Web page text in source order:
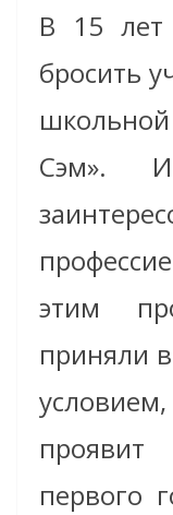
В 15
бросить
Сэм».
этим
приняли
первого